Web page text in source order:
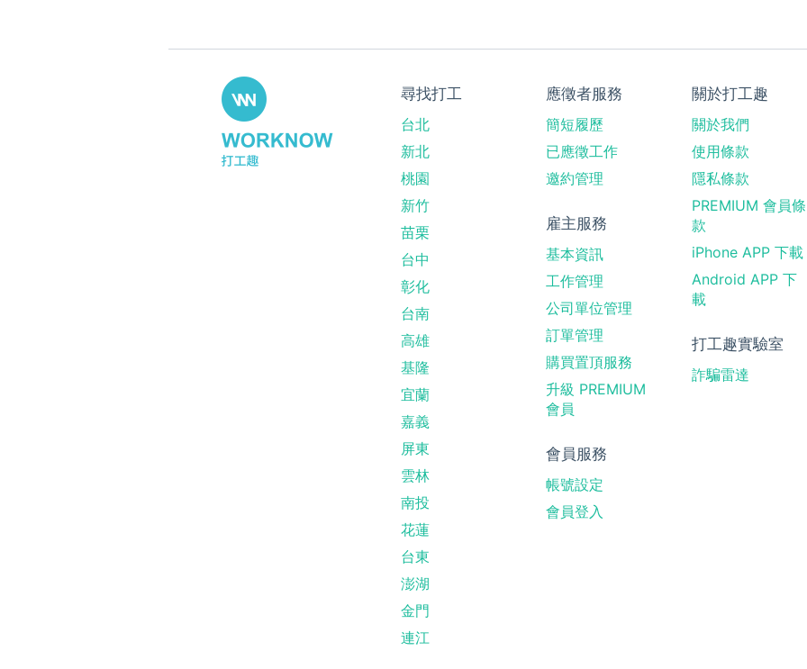
尋找打工
台北
新北
桃園
新竹
苗栗
台中
彰化
台南
高雄
基隆
宜蘭
嘉義
屏東
雲林
南投
花蓮
台東
澎湖
金門
連江
應徵者服務
簡短履歷
已應徵工作
邀約管理
雇主服務
基本資訊
工作管理
公司單位管理
訂單管理
購買置頂服務
升級 PREMIUM
會員
會員服務
帳號設定
會員登入
關於打工趣
關於我們
使用條款
隱私條款
PREMIUM 會員條
款
iPhone APP 下載
Android APP 下
載
打工趣實驗室
詐騙雷達